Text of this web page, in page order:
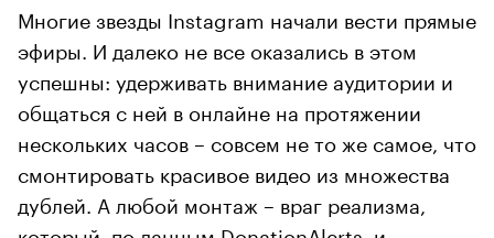
Многие звезды Instagram начали вести прямые
эфиры. И далеко не все оказались в этом
успешны: удерживать внимание аудитории и
общаться с ней в онлайне на протяжении
нескольких часов – совсем не то же самое, что
смонтировать красивое видео из множества
дублей. А любой монтаж – враг реализма,